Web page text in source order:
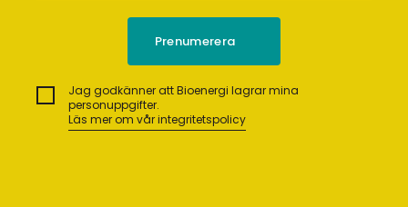
Jag godkänner att Bioenergi lagrar mina
personuppgifter.
Läs mer om vår integritetspolicy